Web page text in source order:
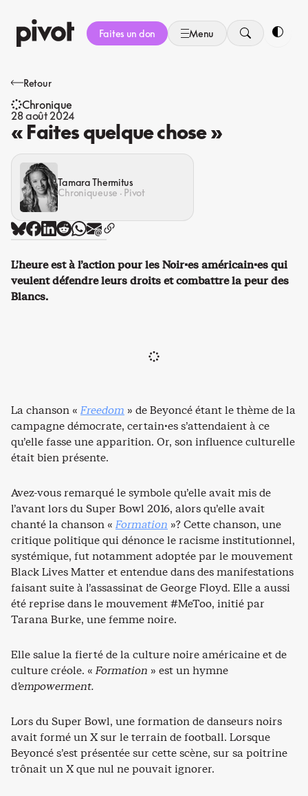
au
contenu
Faites un don Menu
Retour
Chronique
28 août 2024
« Faites quelque chose »
Tamara Thermitus
Chroniqueuse · Pivot
L’heure est à l’action pour les Noir·es américain·es qui
veulent défendre leurs droits et combattre la peur des
Blancs.
La chanson « Freedom » de Beyoncé étant le thème de la
campagne démocrate, certain·es s’attendaient à ce
qu’elle fasse une apparition. Or, son influence culturelle
était bien présente.
Avez-vous remarqué le symbole qu’elle avait mis de
l’avant lors du Super Bowl 2016, alors qu’elle avait
chanté la chanson « Formation »? Cette chanson, une
critique politique qui dénonce le racisme institutionnel,
systémique, fut notamment adoptée par le mouvement
Black Lives Matter et entendue dans des manifestations
faisant suite à l’assassinat de George Floyd. Elle a aussi
été reprise dans le mouvement #MeToo, initié par
Tarana Burke, une femme noire.
Elle salue la fierté de la culture noire américaine et de
culture créole. « Formation » est un hymne
d’empowerment.
Lors du Super Bowl, une formation de danseurs noirs
avait formé un X sur le terrain de football. Lorsque
Beyoncé s’est présentée sur cette scène, sur sa poitrine
trônait un X que nul ne pouvait ignorer.